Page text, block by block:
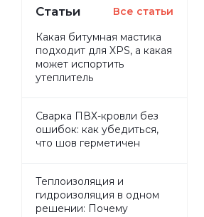
Статьи Все статьи
Какая битумная мастика
подходит для XPS, а какая
может испортить
утеплитель
Сварка ПВХ-кровли без
ошибок: как убедиться,
что шов герметичен
Теплоизоляция и
гидроизоляция в одном
решении: Почему